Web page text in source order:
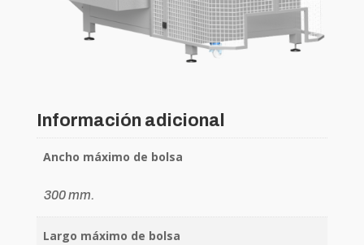
Información adicional
Ancho máximo de bolsa
300 mm.
Largo máximo de bolsa